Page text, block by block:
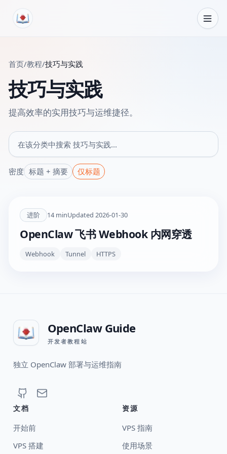
首页/教程/技巧与实践
技巧与实践
提高效率的实用技巧与运维捷径。
在该分类中搜索
密度 标题 + 摘要 仅标题
进阶 14minUpdated 2026-01-30
OpenClaw 飞书 Webhook 内网穿透
Webhook Tunnel HTTPS
OpenClaw Guide
开发者教程站
独立 OpenClaw 部署与运维指南
文档
开始前
VPS 搭建
资源
VPS 指南
使用场景